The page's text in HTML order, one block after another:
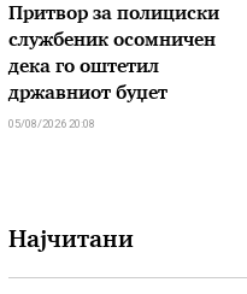
Притвор за полициски
службеник осомничен
дека го оштетил
државниот буџет
05/08/2026 20:08
Најчитани